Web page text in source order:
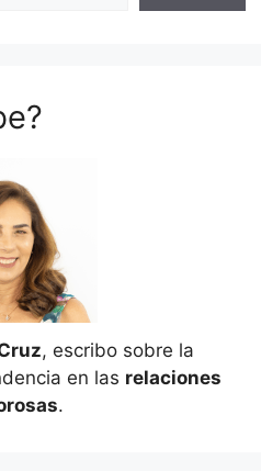
, escribo sobre la
en las relaciones
.